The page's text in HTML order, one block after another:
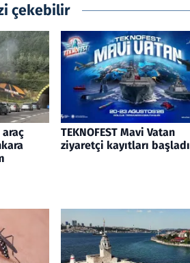
çekebilir
araç
TEKNOFEST Mavi Vatan
ziyaretçi kayıtları başladı